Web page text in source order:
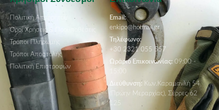
Πολιτική Απορρήτου
Όροι Χρήσεις & Προϋποθέσεις
Τρόποι Πληρωμής
Τρόποι Αποστολής
Πολιτική Επιστροφών
Email:
enkipo@hotmail.gr
Τηλέφωνο:
+30 2321 055 557
Ωράριο Επικοινωνίας: 09:00 -
15:00
Διεύθυνση: Κων.Καραμανλή 54
(Πρώην Μεραρχίας), Σέρρες 62
125